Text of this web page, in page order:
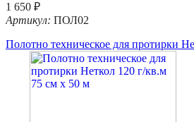
1 650 ₽
Артикул: ПОЛ02
Полотно техническое для протирки